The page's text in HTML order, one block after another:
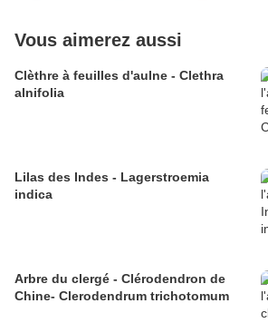
Vous aimerez aussi
Clèthre à feuilles d'aulne - Clethra
alnifolia
Lilas des Indes - Lagerstroemia
indica
Arbre du clergé - Clérodendron de
Chine- Clerodendrum trichotomum